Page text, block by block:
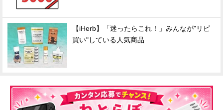
【iHerb】「迷ったらこれ！」みんなが"リピ
買い"している人気商品